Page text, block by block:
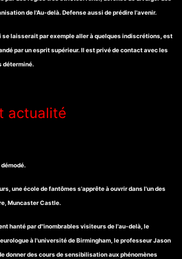
de l'Au-delà. Defense aussi de prédire l'avenir.
se laisserait par exemple aller à quelques indiscrétions, est
par un esprit supérieur. Il est privé de contact avec les
déterminé.
actualité
une école de fantômes s'apprête à ouvrir dans l'un des
Muncaster Castle.
hanté par d''inombrables visiteurs de l'au-delà, le
à l'université de Birmingham, le professeur Jason
donner des cours de sensibilisation aux phénomènes